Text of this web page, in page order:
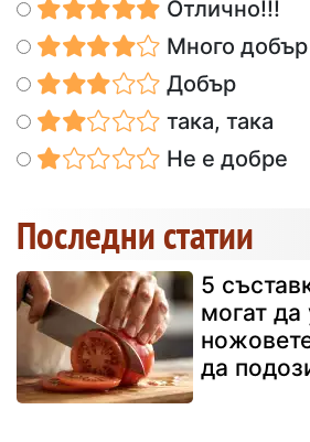
Отлично!!!
Много добър
Добър
така, така
Не е добре
Последни статии
5
могат да
да